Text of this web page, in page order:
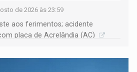
de 2026 às 23:59
aos ferimentos; acidente
placa de Acrelândia (AC)